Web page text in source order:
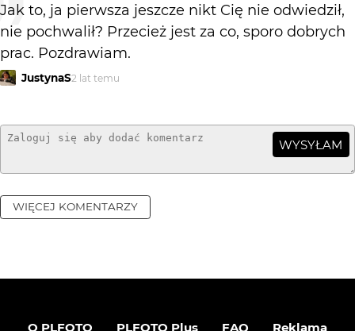
Jak to, ja pierwsza jeszcze nikt Cię nie odwiedził,
nie pochwalił? Przecież jest za co, sporo dobrych
prac. Pozdrawiam.
JustynaS2 lat temu
WYSYŁAM
WIĘCEJ KOMENTARZY
O PLFOTO PLFOTO Plus FAQ Reklama